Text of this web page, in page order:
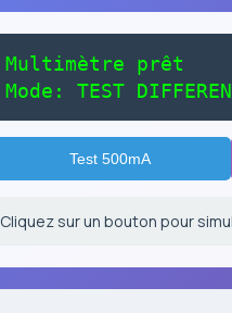
Multimètre prêt
Mode: TEST
Test 500mA
Cliquez sur un bouton pour